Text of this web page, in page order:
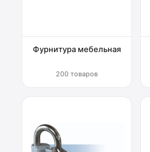
Фурнитура мебельная
200 товаров